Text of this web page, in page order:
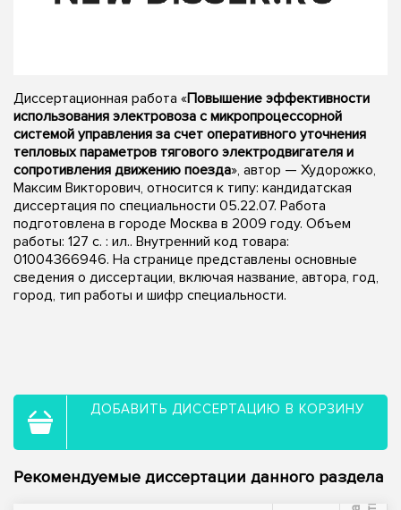
Диссертационная работа «Повышение эффективности
использования электровоза с микропроцессорной
системой управления за счет оперативного уточнения
тепловых параметров тягового электродвигателя и
сопротивления движению поезда», автор — Худорожко,
Максим Викторович, относится к типу: кандидатская
диссертация по специальности 05.22.07. Работа
подготовлена в городе Москва в 2009 году. Объем
работы: 127 с. : ил.. Внутренний код товара:
01004366946. На странице представлены основные
сведения о диссертации, включая название, автора, год,
город, тип работы и шифр специальности.
ДОБАВИТЬ ДИССЕРТАЦИЮ В КОРЗИНУ
Рекомендуемые диссертации данного раздела